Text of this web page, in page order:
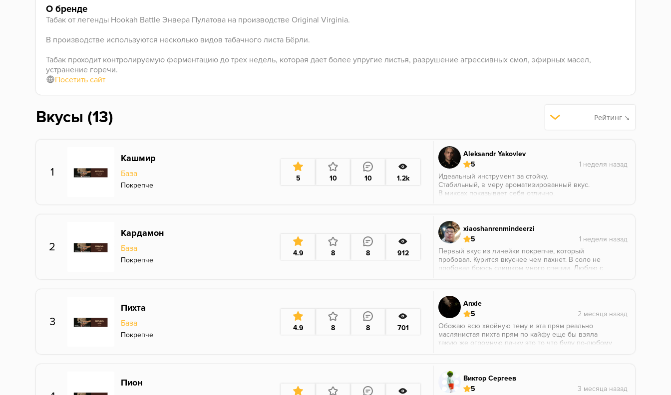
О бренде
Табак от легенды Hookah Battle Энвера Пулатова на производстве Original Virginia.
В производстве используются несколько видов табачного листа Бёрли.
Табак проходит контролируемую ферментацию до трех недель, которая дает более упругие листья, разрушение агрессивных смол, эфирных масел,
устранение горечи.
Посетить сайт
Вкусы (13) Рейтинг ↘
1
Кашмир
База
Покрепче
5 10 10 1.2k
Aleksandr Yakovlev
5
Идеальный инструмент за стойку.
Стабильный, в меру ароматизированный вкус.
В миксах показывает себя отлично.
2
Кардамон
База
Покрепче
4.9 8 8 912
xiaoshanrenmindeerzi
5
Первый вкус из линейки покрепче, который
пробовал. Курится вкуснее чем пахнет. В соло не
пробовал боюсь слишком много специи. Люблю с
3
Пихта
База
Покрепче
4.9 8 8 701
Anxie
5
Обожаю всю хвойную тему и эта прям реально
маслянистая пихта прям по кайфу еще бы взяла
такую же огромную пачку это то что буду по-любому
Пион
Виктор Сергеев
5